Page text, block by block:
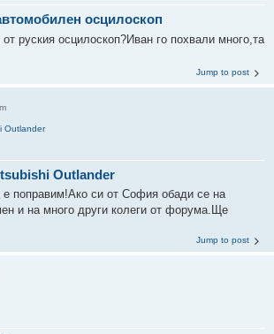
осцилоскоп
руския осцилоскоп?Иван го похвали много,та
Jump to post
Outlander
Outlander
е поправим!Ако си от София обади се на
и на много други колеги от форума.Ще
Jump to post